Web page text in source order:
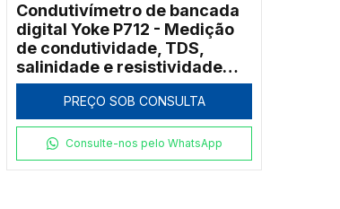
Condutivímetro de bancada
digital Yoke P712 - Medição
de condutividade, TDS,
salinidade e resistividade
com tela LED de 6,5" e
bluetoothPREÇO SOB CONSULTA
Consulte-nos pelo WhatsApp